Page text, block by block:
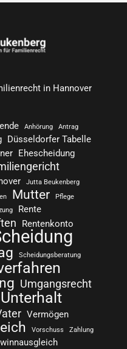
in Hannover
Anhörung Antrag
Düsseldorfer Tabelle
Ehescheidung
Jutta Beukenberg
Mutter
Pflege
Rente
Rentenkonto
Scheidungsberatung
Umgangsrecht
Unterhalt
Vermögen
Vorschuss
Zahlung